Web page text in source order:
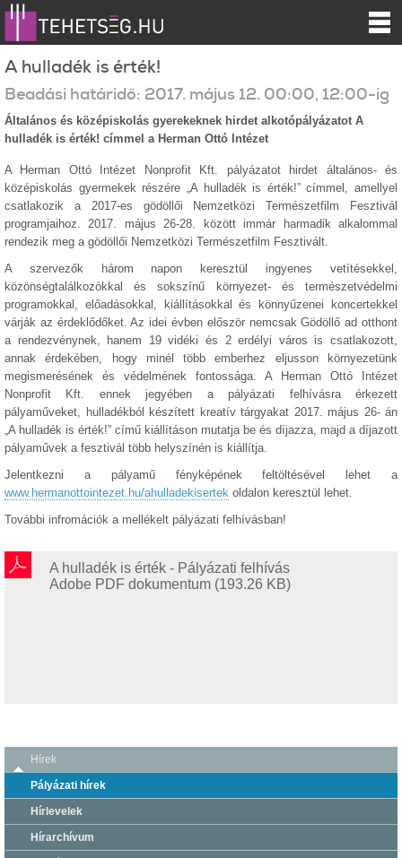
A hulladék is érték!
Beadási határidő: 2017. május 12. 00:00, 12:00-ig
Általános és középiskolás gyerekeknek hirdet alkotópályázatot A
hulladék is érték! címmel a Herman Ottó Intézet
A Herman Ottó Intézet Nonprofit Kft. pályázatot hirdet általános- és
középiskolás gyermekek részére „A hulladék is érték!” címmel, amellyel
csatlakozik a 2017-es gödöllői Nemzetközi Természetfilm Fesztivál
programjaihoz. 2017. május 26-28. között immár harmadik alkalommal
rendezik meg a gödöllői Nemzetközi Természetfilm Fesztivált.
A szervezők három napon keresztül ingyenes vetítésekkel,
közönségtalálkozókkal és sokszínű környezet- és természetvédelmi
programokkal, előadásokkal, kiállításokkal és könnyűzenei koncertekkel
várják az érdeklődőket. Az idei évben először nemcsak Gödöllő ad otthont
a rendezvénynek, hanem 19 vidéki és 2 erdélyi város is csatlakozott,
annak érdekében, hogy minél több emberhez eljusson környezetünk
megismerésének és védelmének fontossága. A Herman Ottó Intézet
Nonprofit Kft. ennek jegyében a pályázati felhívásra érkezett
pályaműveket, hulladékból készített kreatív tárgyakat 2017. május 26- án
„A hulladék is érték!” című kiállításon mutatja be és díjazza, majd a díjazott
pályaművek a fesztivál több helyszínén is kiállítja.
Jelentkezni a pályamű fényképének feltöltésével lehet a
www.hermanottointezet.hu/ahulladekisertek oldalon keresztül lehet.
További infromációk a mellékelt pályázati felhívásban!
A hulladék is érték - Pályázati felhívás
Adobe PDF dokumentum (193.26 KB)
Hírek
Pályázati hírek
Hírlevelek
Hírarchívum